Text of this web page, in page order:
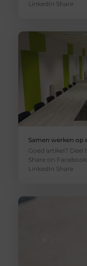
LinkedIn Share
Samen werken op
Goed artikel? Deel
Share on
LinkedIn Share